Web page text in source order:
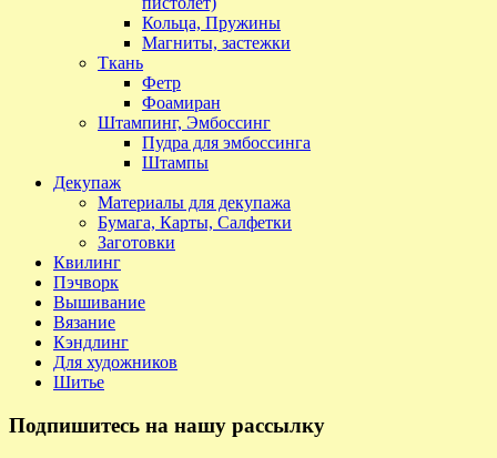
Кольца, Пружины
Магниты, застежки
Ткань
Фетр
Фоамиран
Штампинг, Эмбоссинг
Пудра для эмбоссинга
Штампы
Декупаж
Материалы для декупажа
Бумага, Карты, Салфетки
Заготовки
Квилинг
Пэчворк
Вышивание
Вязание
Кэндлинг
Для художников
Шитье
Подпишитесь на нашу рассылку